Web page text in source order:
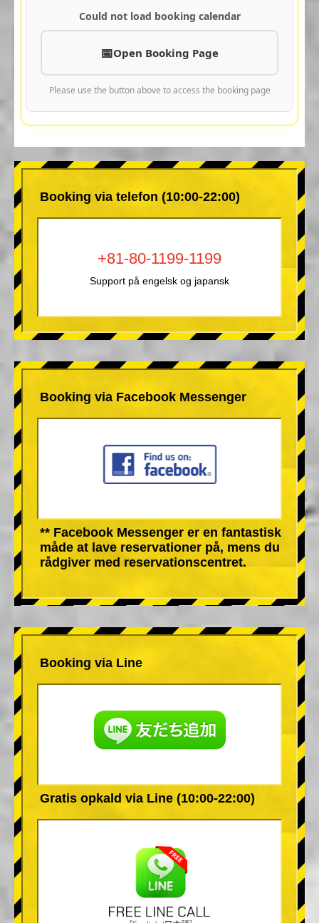
Could not load booking calendar
Open Booking Page
Please use the button above to access the booking page
Booking via telefon (10:00-22:00)
+81-80-1199-1199
Support på engelsk og japansk
Booking via Facebook Messenger
** Facebook Messenger er en fantastisk
måde at lave reservationer på, mens du
rådgiver med reservationscentret.
Booking via Line
Gratis opkald via Line (10:00-22:00)